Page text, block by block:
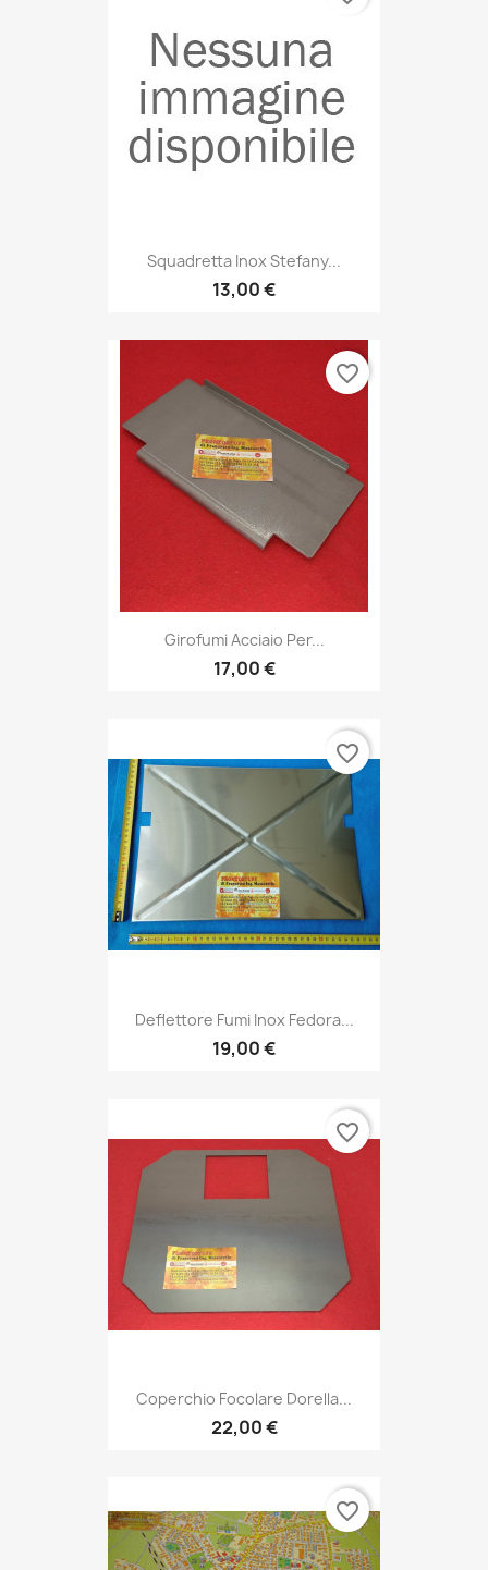
Squadretta Inox Stefany...
13,00 €
Girofumi Acciaio Per...
17,00 €
favorite_border
Deflettore Fumi Inox Fedora...
19,00 €
favorite_border
Coperchio Focolare Dorella...
22,00 €
favorite_border
favorite_border